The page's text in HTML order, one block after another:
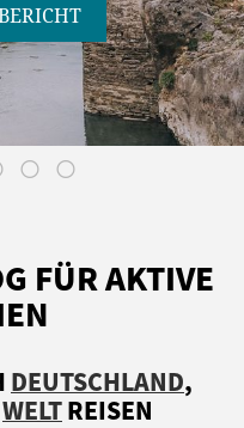
FÜR AKTIVE
DEUTSCHLAND,
WELTREISEN